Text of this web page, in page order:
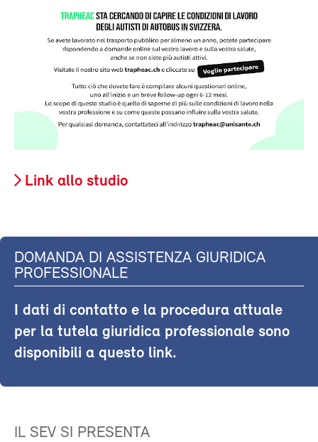
Link allo studio
DOMANDA DI ASSISTENZA GIURIDICA
PROFESSIONALE
I dati di contatto e la procedura attuale
per la tutela giuridica professionale sono
disponibili a questo link.
IL SEV SI PRESENTA